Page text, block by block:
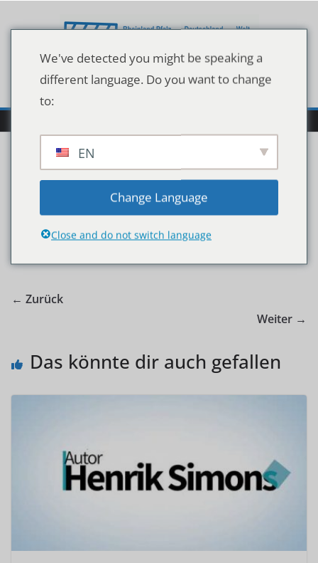
Inhalt
← Zurück
Weiter →
Das könnte dir auch gefallen
We've detected you might be speaking a
different language. Do you want to change
to:
EN
Change Language
Close and do not switch language